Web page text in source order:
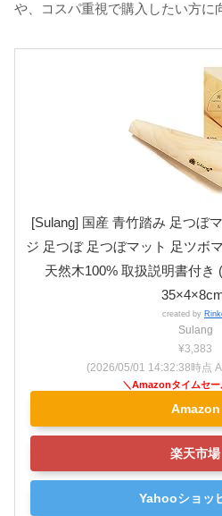
や、コスパ重視で購入したい方に
[Sulang] 国産 青竹踏み 足つぼ
ジ 足つぼ 足つぼマット 足ツボ
天然木100% 取扱説明書付き
created by
Sulang
¥3,383
(2026/05/01 14:32:38時点
Amazon
楽天市場
Yahooショッ